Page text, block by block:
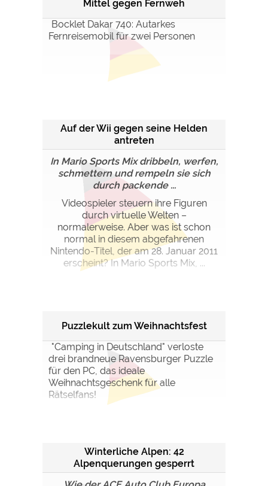
Mittel gegen Fernweh
Bocklet Dakar 740: Autarkes
Fernreisemobil für zwei Personen
Auf der Wii gegen seine Helden
antreten
In Mario Sports Mix dribbeln, werfen,
schmettern und rempeln sie sich
durch packende ...
Videospieler steuern ihre Figuren
durch virtuelle Welten –
normalerweise. Aber was ist schon
normal in diesem abgefahrenen
Nintendo-Titel, der am 28. Januar 2011
erscheint? In Mario Sports Mix, ...
Puzzlekult zum Weihnachtsfest
"Camping in Deutschland" verloste
drei brandneue Ravensburger Puzzle
für den PC, das ideale
Weihnachtsgeschenk für alle
Rätselfans!
Winterliche Alpen: 42
Alpenquerungen gesperrt